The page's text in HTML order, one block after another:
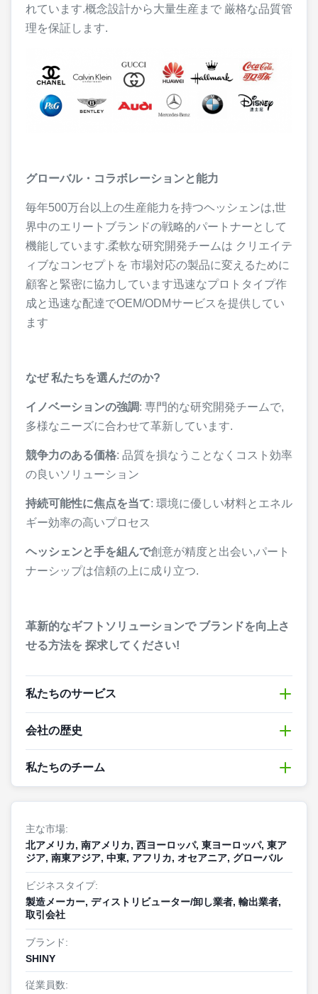
れています.概念設計から大量生産まで 厳格な品質管
理を保証します.
グローバル・コラボレーションと能力
毎年500万台以上の生産能力を持つヘッシェンは,世
界中のエリートブランドの戦略的パートナーとして
機能しています.柔軟な研究開発チームは クリエイテ
ィブなコンセプトを 市場対応の製品に変えるために
顧客と緊密に協力しています迅速なプロトタイプ作
成と迅速な配達でOEM/ODMサービスを提供してい
ます
なぜ 私たちを選んだのか?
イノベーションの強調: 専門的な研究開発チームで,
多様なニーズに合わせて革新しています.
競争力のある価格: 品質を損なうことなくコスト効率
の良いソリューション
持続可能性に焦点を当て: 環境に優しい材料とエネル
ギー効率の高いプロセス
ヘッシェンと手を組んで創意が精度と出会い,パート
ナーシップは信頼の上に成り立つ.
革新的なギフトソリューションで ブランドを向上さ
せる方法を 探求してください!
私たちのサービス
唐川ヘシェンクリエイティブ・テクノロジー株式会
す グローバルに信頼されているマルチメディアギフ
ランド向けに 市場対応の製品に 変容する専門です最
先端技術と倫理的な製造慣行を組み合わせる.
なぜヘッシェンと 提携するんだ?
インから大量生産まで,迅速なプロトタイプ作成 (24
時間以内のサンプル),カスタムパッケージング,ドロ
ップシッピングロジスティックを含むフルサービス
会社の歴史
2003年に設立されたShiny Industrial Groupは,紙製品
2009年にシェンゼン工場を立ち上げ,大規模な製造能
力を実現した.
同社は2010年にビデオブローチャーの開発を率いて
デジタル時代に入り,伝統的なグリーティングカード
からインタラクティブなマルチメディアソリューシ
ョンへの移行をマークした.
私たちのチーム
グループは,技術的な熟練と協働の敏捷性を組み合わ
せて,高級マルチメディアソリューションを提供して
います.
品質管理チーム (10~19人の専門家) は ISO
9001/14001 フレームワークと ディズニー監査プロ
トコルに基づき 作業しており,AI 搭載の検査システ
ムと バッチ追跡性を導入して 99.ウォルマートやホ
主な市場:
北アメリカ, 南アメリカ, 西ヨーロッパ, 東ヨーロッパ, 東ア
ジア, 南東アジア, 中東, アフリカ, オセアニア, グローバル
ビジネスタイプ:
製造メーカー, ディストリビューター/卸し業者, 輸出業者,
取引会社
ブランド:
SHINY
従業員数: